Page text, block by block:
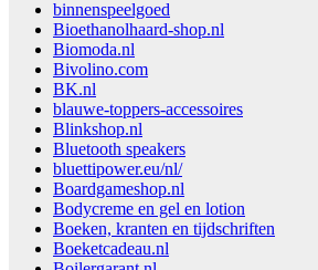
binnenspeelgoed
Bioethanolhaard-shop.nl
Biomoda.nl
Bivolino.com
BK.nl
blauwe-toppers-accessoires
Blinkshop.nl
Bluetooth speakers
bluettipower.eu/nl/
Boardgameshop.nl
Bodycreme en gel en lotion
Boeken, kranten en tijdschriften
Boeketcadeau.nl